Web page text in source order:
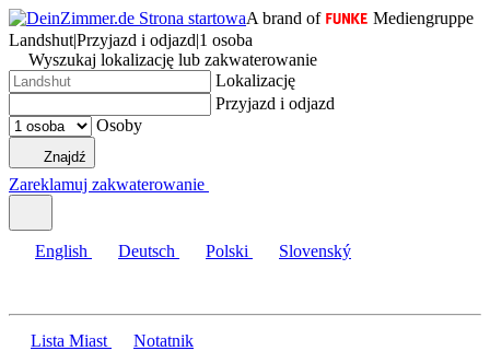
A brand of
Mediengruppe
Landshut|Przyjazd i odjazd|1 osoba
Wyszukaj lokalizację lub zakwaterowanie
Lokalizację
Przyjazd i odjazd
Osoby
Znajdź
Zareklamuj zakwaterowanie
English Deutsch Polski Slovenský
Lista Miast Notatnik